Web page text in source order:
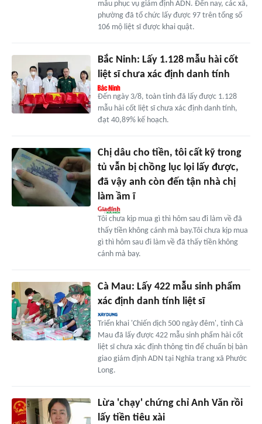
mẫu phục vụ giám định ADN. Đến nay, các xã,
phường đã tổ chức lấy được 97 trên tổng số
106 mộ liệt sĩ được khai quật.
Bắc Ninh: Lấy 1.128 mẫu hài cốt
liệt sĩ chưa xác định danh tính
Đến ngày 3/8, toàn tỉnh đã lấy được 1.128
mẫu hài cốt liệt sĩ chưa xác định danh tính,
đạt 40,89% kế hoạch.
Chị dâu cho tiền, tôi cất kỹ trong
tủ vẫn bị chồng lục lọi lấy được,
đã vậy anh còn đến tận nhà chị
làm ầm ĩ
Tôi chưa kịp mua gì thì hôm sau đi làm về đã
thấy tiền không cánh mà bay.Tôi chưa kịp mua
gì thì hôm sau đi làm về đã thấy tiền không
cánh mà bay.
Cà Mau: Lấy 422 mẫu sinh phẩm
xác định danh tính liệt sĩ
Triển khai 'Chiến dịch 500 ngày đêm', tỉnh Cà
Mau đã lấy được 422 mẫu sinh phẩm hài cốt
liệt sĩ chưa xác định thông tin để chuẩn bị bàn
giao giám định ADN tại Nghĩa trang xã Phước
Long.
Lừa 'chạy' chứng chỉ Anh Văn rồi
lấy tiền tiêu xài